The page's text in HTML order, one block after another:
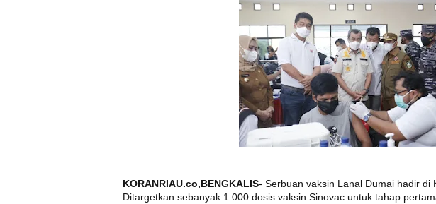
KORANRIAU.co,BENGKALIS- Serbuan vaksin Lanal Dumai hadir di
Ditargetkan sebanyak 1.000 dosis vaksin Sinovac untuk tahap